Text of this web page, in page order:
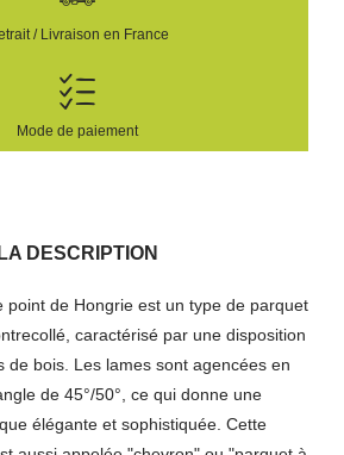
/ Livraison en France
Mode de paiement
LA DESCRIPTION
point de Hongrie est un type de parquet
caractérisé par une disposition
de bois. Les lames sont agencées en
de 45°/50°, ce qui donne une
élégante et sophistiquée. Cette